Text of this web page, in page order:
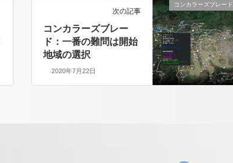
コンカラーズブレード
次の記事
コンカラーズブレー
ド：一番の難問は開始
地域の選択
2020年7月22日